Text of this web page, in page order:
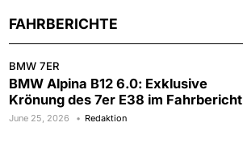
FAHRBERICHTE
BMW 7ER
BMW Alpina B12 6.0: Exklusive
Krönung des 7er E38 im Fahrbericht
June 25, 2026 Redaktion